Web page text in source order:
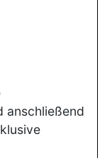
anschließend